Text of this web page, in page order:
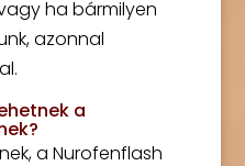
ha bármilyen
azonnal
a
a Nurofenflash